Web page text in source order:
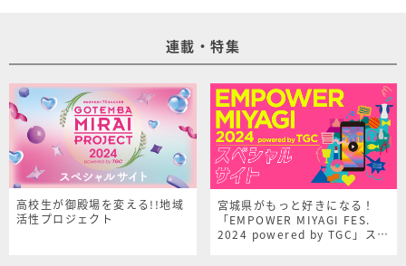
連載・特集
高校生が御殿場を変える!!地域
活性プロジェクト
宮城県がもっと好きになる！
「EMPOWER MIYAGI FES.
2024 powered by TGC」スペ